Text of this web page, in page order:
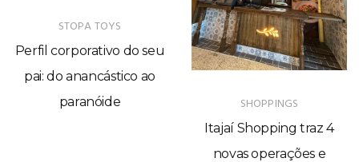
STOPA TOYS
Perfil corporativo do seu
pai: do anancástico ao
paranóide
SHOPPINGS
Itajaí Shopping traz 4
novas operações e